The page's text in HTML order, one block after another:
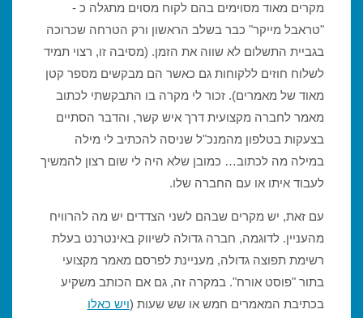
מקרים מאוד מסוימים בהם לקוח מסוים מתגלה כ -
"טראבל מייקר" כבר בשלב הראשון ורק הטרחה שכרוכה
בגביית התשלום לא שווה את הזמן. (מסיבה זו, רצוי תמיד
לשלוח חוזים ללקוחות גם כאשר הם מבקשים מספר קטן
מאוד של מאמרים). זכור לי מקרה בו התבקשתי לכתוב
מאמר לחברה מקצועית דרך איש קשר, והדבר הסתיים
בצעקות בטלפון מהמנכ"ל שניסה להכתיב לי מילה
במילה מה לכתוב… כמובן שלא היה לי שום רצון להמשיך
לעבוד איתו או עם החברה שלו.
עם זאת, יש מקרים שבהם לשני הצדדים יש מה להרוויח
מהעניין. לדוגמה, חברה גדולה לשיווק באינטרנט בעלת
רשימת תפוצה גדולה, מעניינת לפרסם מאמר מקצועי
בתור "פוסט אורח". במקרה זה, גם אם הכותב משקיע
בכתיבת המאמרים חמש או שש שעות (ויש כאלו